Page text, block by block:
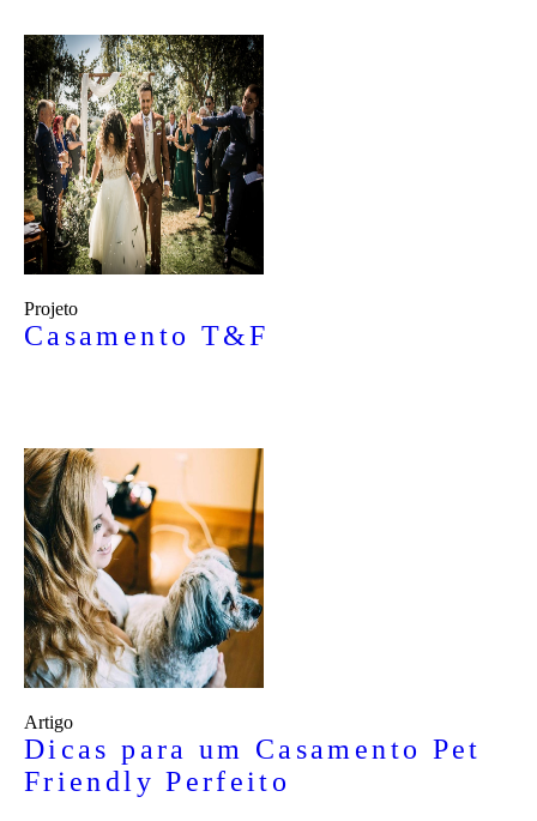
Projeto
Casamento T&F
Artigo
Dicas para um Casamento Pet
Friendly Perfeito